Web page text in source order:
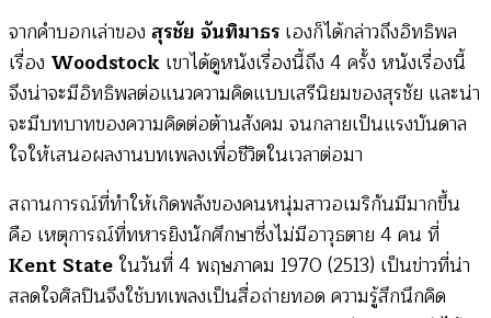
จากคำบอกเล่าของ สุรชัย จันทิมาธร เองก็ได้กล่าวถึงอิทธิพล
เรื่อง Woodstock เขาได้ดูหนังเรื่องนี้ถึง 4 ครั้ง หนังเรื่องนี้
จึงน่าจะมีอิทธิพลต่อแนวความคิดแบบเสรีนิยมของสุรชัย และน่า
จะมีบทบาทของความคิดต่อต้านสังคม จนกลายเป็นแรงบันดาล
ใจให้เสนอผลงานบทเพลงเพื่อชีวิตในเวลาต่อมา
สถานการณ์ที่ทำให้เกิดพลังของคนหนุ่มสาวอเมริกันมีมากขึ้น
คือ เหตุการณ์ที่ทหารยิงนักศึกษาซึ่งไม่มีอาวุธตาย 4 คน ที่
Kent Stateในวันที่ 4 พฤษภาคม 1970 (2513) เป็นข่าวที่น่า
สลดใจศิลปินจึงใช้บทเพลงเป็นสื่อถ่ายทอด ความรู้สึกนึกคิด